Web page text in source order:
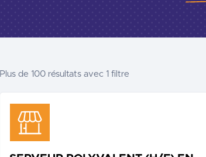
Plus de 100 résultats avec 1 filtre